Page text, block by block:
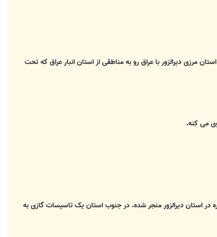
دیرالزور با عراق رو به مناطقی از استان انبار عراق که تحت
می کنه.
در استان دیرالزور منجر شده. در جنوب استان یک تاسیسات گازی به